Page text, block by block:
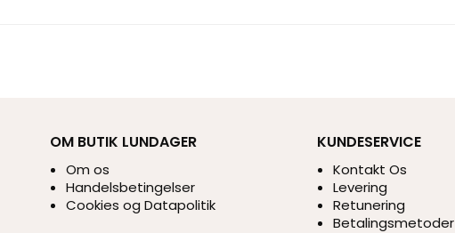
OM BUTIK LUNDAGER
Om os
Handelsbetingelser
Cookies og Datapolitik
KUNDESERVICE
Kontakt Os
Levering
Retunering
Betalingsmetoder